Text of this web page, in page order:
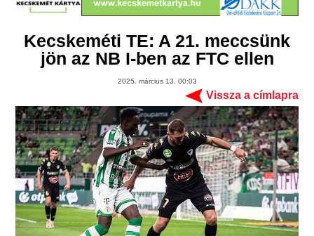
Kecskeméti TE: A 21. meccsünk
jön az NB I-ben az FTC ellen
2025. március 13. 00:03
Vissza a címlapra